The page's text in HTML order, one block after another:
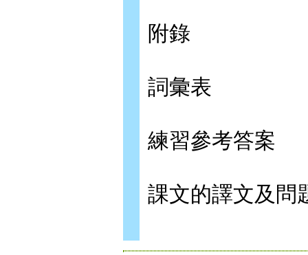
附錄
詞彙表
練習參考答案
課文的譯文及問